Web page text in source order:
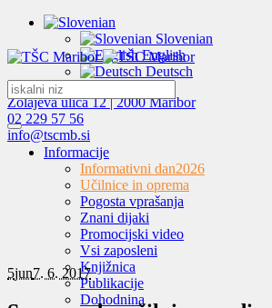
Slovenian
English
Deutsch
Zolajeva ulica 12 | 2000 Maribor
02 229 57 56
info@tscmb.si
Informacije
Informativni dan2026
Učilnice in oprema
Pogosta vprašanja
Znani dijaki
Promocijski video
Vsi zaposleni
Knjižnica
Publikacije
Dohodnina
5jun7. 6. 2017